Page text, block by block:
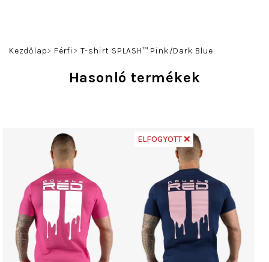
Kezdőlap Férfi T-shirt SPLASH™ Pink/Dark Blue
Hasonló termékek
ELFOGYOTT ❌